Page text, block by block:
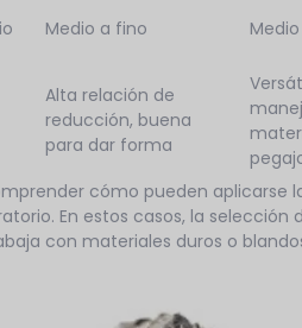
Medio a fino
Alta relación de
reducción, buena
para dar forma
cómo pueden aplicarse
En estos casos, la
con materiales duros o